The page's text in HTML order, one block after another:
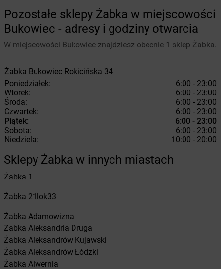
Pozostałe sklepy Żabka w miejscowości
Bukowiec - adresy i godziny otwarcia
W miejscowości Bukowiec znajdziesz obecnie 1 sklep Żabka.
Żabka Bukowiec Rokicińska 34
Poniedziałek:
6:00 - 23:00
Wtorek:
6:00 - 23:00
Środa:
6:00 - 23:00
Czwartek:
6:00 - 23:00
Piątek:
6:00 - 23:00
Sobota:
6:00 - 23:00
Niedziela:
10:00 - 20:00
Sklepy Żabka w innych miastach
Żabka 1
Żabka 21lok33
Żabka Adamowizna
Żabka Aleksandria Druga
Żabka Aleksandrów Kujawski
Żabka Aleksandrów Łódzki
Żabka Alwernia